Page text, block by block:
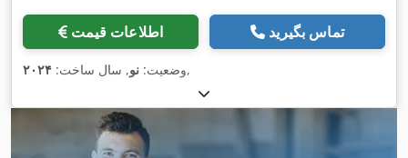
اطلاعات قیمت تماس بگیرید
وضعیت: نو, سال ساخت: ۲۰۲۴ ,